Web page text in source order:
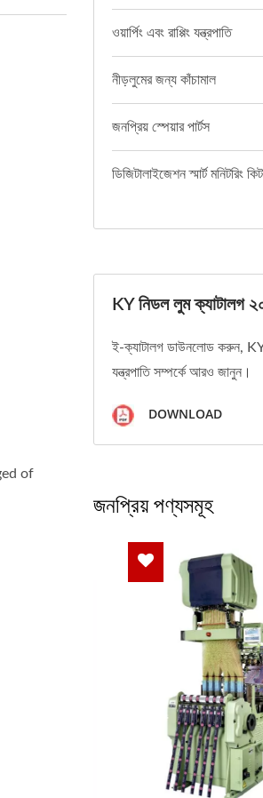
of
ওয়ার্পিং এবং রাপ্পিং যন্ত্রপাতি
নীড়লুমের জন্য কাঁচামাল
জনপ্রিয় স্পেয়ার পার্টস
ডিজিটালাইজেশন স্মার্ট মনিটরিং কিট
KY নিডল লুম ক্যাটালগ
ই-ক্যাটালগ ডাউনলোড করুন,
যন্ত্রপাতি সম্পর্কে আরও জানুন।
DOWNLOAD
জনপ্রিয় পণ্যসমূহ